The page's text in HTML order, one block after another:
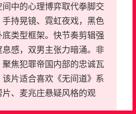
中的心理博弈取代拳脚交
持晃镜、霓虹夜戏，黑色
类型框架。快节奏剪辑强
感，双男主张力暗涌。非
焦犯罪帝国内部的忠诚瓦
片适合喜欢《无间道》系
、麦兆庄悬疑风格的观